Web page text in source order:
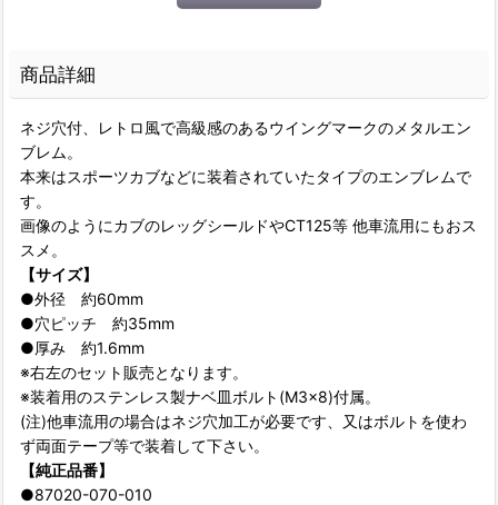
商品詳細
ネジ穴付、レトロ風で高級感のあるウイングマークのメタルエン
ブレム。
本来はスポーツカブなどに装着されていたタイプのエンブレムで
す。
画像のようにカブのレッグシールドやCT125等 他車流用にもおス
スメ。
【サイズ】
●外径 約60mm
●穴ピッチ 約35mm
●厚み 約1.6mm
※右左のセット販売となります。
※装着用のステンレス製ナベ皿ボルト(M3×8)付属。
(注)他車流用の場合はネジ穴加工が必要です、又はボルトを使わ
ず両面テープ等で装着して下さい。
【純正品番】
●87020-070-010